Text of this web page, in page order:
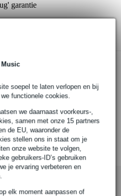
soepel te laten verlopen en bij
functionele cookies.
we daarnaast voorkeurs-,
samen met onze 15 partners
de EU, waaronder de
stellen ons in staat om je
onze website te volgen,
gebruikers-ID’s gebruiken
je ervaring verbeteren en
elk moment aanpassen of
garantie